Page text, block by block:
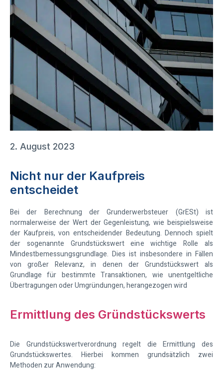
2. August 2023
Nicht nur der Kaufpreis
entscheidet
Bei der Berechnung der Grunderwerbsteuer (GrESt) ist
normalerweise der Wert der Gegenleistung, wie beispielsweise
der Kaufpreis, von entscheidender Bedeutung. Dennoch spielt
der sogenannte Grundstückswert eine wichtige Rolle als
Mindestbemessungsgrundlage. Dies ist insbesondere in Fällen
von großer Relevanz, in denen der Grundstückswert als
Grundlage für bestimmte Transaktionen, wie unentgeltliche
Übertragungen oder Umgründungen, herangezogen wird
Ermittlung des Gründstückswerts
Die Grundstückswertverordnung regelt die Ermittlung des
Grundstückswertes. Hierbei kommen grundsätzlich zwei
Methoden zur Anwendung: